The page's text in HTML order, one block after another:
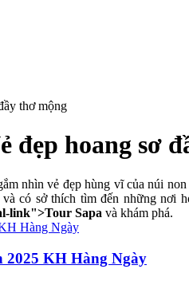
thơ mộng
đẹp hoang sơ
nhìn vẻ đẹp hùng vĩ của núi
có sở thích tìm đến những nơi
link">Tour Sapa và khám phá.
2025 KH Hàng Ngày